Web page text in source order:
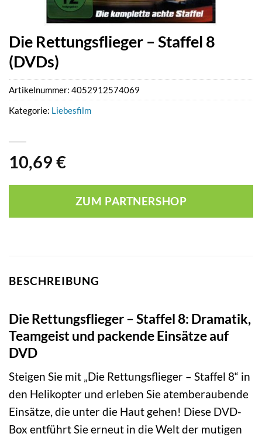
Die Rettungsflieger – Staffel 8
(DVDs)
10,69 €
ZUM PARTNERSHOP
Artikelnummer: 4052912574069
Kategorie: Liebesfilm
BESCHREIBUNG
Die Rettungsflieger – Staffel 8: Dramatik,
Teamgeist und packende Einsätze auf
DVD
Steigen Sie mit „Die Rettungsflieger – Staffel 8“ in
den Helikopter und erleben Sie atemberaubende
Einsätze, die unter die Haut gehen! Diese DVD-
Box entführt Sie erneut in die Welt der mutigen